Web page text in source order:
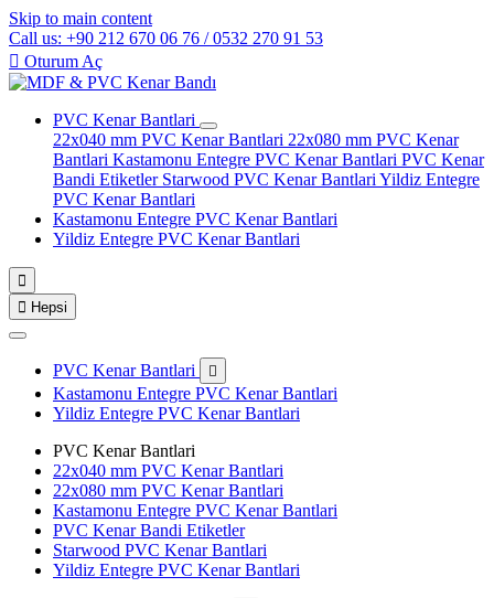
Skip to main content
Call us: +90 212 670 06 76 / 0532 270 91 53
 Oturum Aç
PVC Kenar Bantlari
22x040 mm PVC Kenar Bantlari 22x080 mm PVC Kenar
Bantlari Kastamonu Entegre PVC Kenar Bantlari PVC Kenar
Bandi Etiketler Starwood PVC Kenar Bantlari Yildiz Entegre
PVC Kenar Bantlari
Kastamonu Entegre PVC Kenar Bantlari
Yildiz Entegre PVC Kenar Bantlari

 Hepsi
PVC Kenar Bantlari 
Kastamonu Entegre PVC Kenar Bantlari
Yildiz Entegre PVC Kenar Bantlari
PVC Kenar Bantlari
22x040 mm PVC Kenar Bantlari
22x080 mm PVC Kenar Bantlari
Kastamonu Entegre PVC Kenar Bantlari
PVC Kenar Bandi Etiketler
Starwood PVC Kenar Bantlari
Yildiz Entegre PVC Kenar Bantlari